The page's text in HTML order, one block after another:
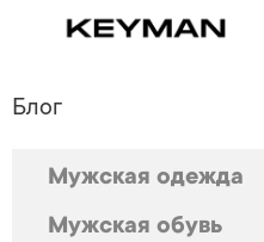
Блог
Мужская одежда
Мужская обувь